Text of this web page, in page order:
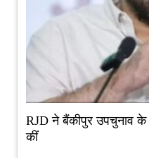
RJD ने बैंकीपुर उपचुनाव के
कीं